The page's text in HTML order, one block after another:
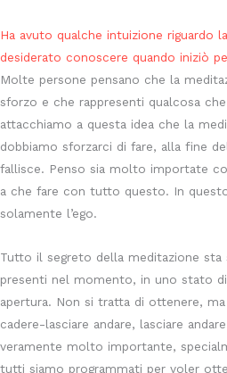
Ha avuto qualche intuizione riguardo
desiderato conoscere quando iniziò
Molte persone pensano che la
sforzo e che rappresenti qualcosa
attacchiamo a questa idea che la
dobbiamo sforzarci di fare, alla fine
fallisce. Penso sia molto importate
a che fare con tutto questo. In
solamente l’ego.
Tutto il segreto della meditazione sta
presenti nel momento, in uno stato
apertura. Non si tratta di ottenere,
cadere-lasciare andare, lasciare
veramente molto importante,
tutti siamo programmati per voler